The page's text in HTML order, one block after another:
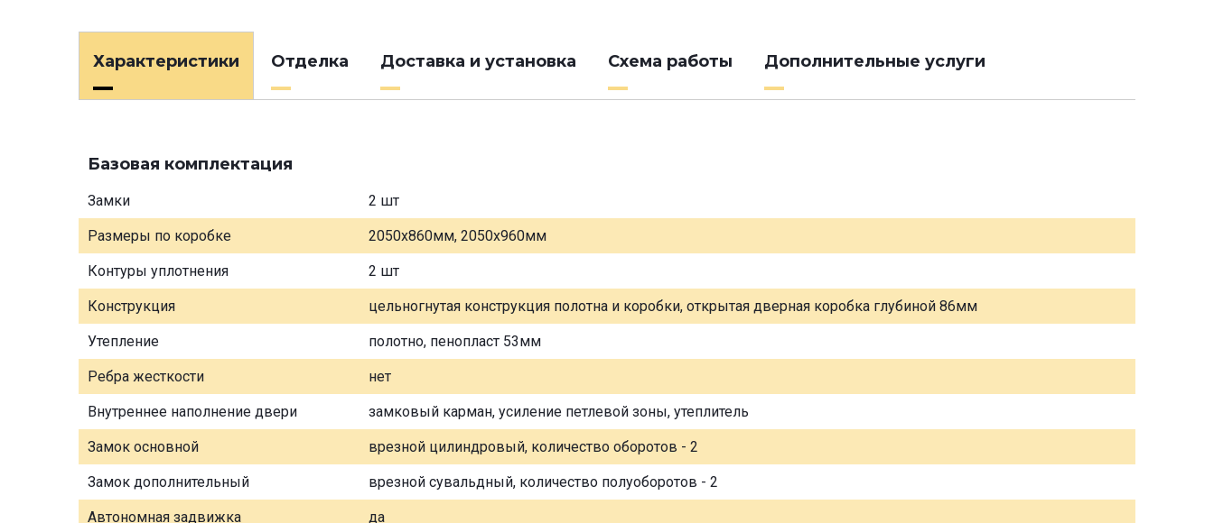
Характеристики Отделка Доставка и установка Схема работы Дополнительные услуги
Базовая комплектация
Замки 2 шт
Размеры по коробке 2050х860мм, 2050х960мм
Контуры уплотнения 2 шт
Конструкция цельногнутая конструкция полотна и коробки, открытая дверная коробка глубиной 86мм
Утепление полотно, пенопласт 53мм
Ребра жесткости нет
Внутреннее наполнение двери замковый карман, усиление петлевой зоны, утеплитель
Замок основной врезной цилиндровый, количество оборотов - 2
Замок дополнительный врезной сувальдный, количество полуоборотов - 2
Автономная задвижка да